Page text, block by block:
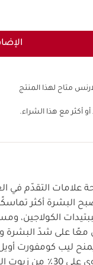
متاح لهذا المنتج
أكثر مع هذا الشراء.
علامات التقدّم في
البشرة أكثر
الكولاجين،
معًا على شدّ البشرة
ليب كومفورت